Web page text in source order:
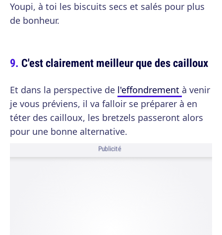
Youpi, à toi les biscuits secs et salés pour plus
de bonheur.
C'est clairement meilleur que des cailloux
Et dans la perspective de l'effondrement à venir
je vous préviens, il va falloir se préparer à en
téter des cailloux, les bretzels passeront alors
pour une bonne alternative.
Publicité